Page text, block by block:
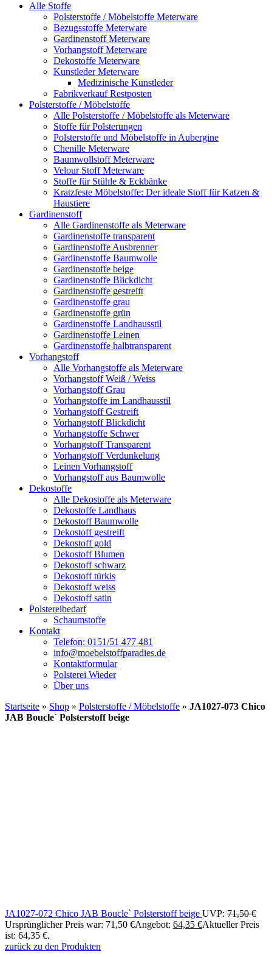
Alle Stoffe
Polsterstoffe / Möbelstoffe Meterware
Bezugsstoffe Meterware
Gardinenstoff Meterware
Vorhangstoff Meterware
Dekostoffe Meterware
Kunstleder Meterware
Medizinische Kunstleder
Fabrikverkauf Restposten
Polsterstoffe / Möbelstoffe
Alle Polsterstoffe / Möbelstoffe als Meterware
Stoffe für Polsterungen
Polsterstoffe und Möbelstoffe in Aubergine
Chenille Meterware
Baumwollstoff Meterware
Velour Stoff Meterware
Stoffe für Stühle & Eckbänke
Kratzfeste Möbelstoffe: Der ideale Stoff für Katzen &
Haustiere
Gardinenstoff
Alle Gardinenstoffe als Meterware
Gardinenstoffe transparent
Gardinenstoffe Ausbrenner
Gardinenstoffe Baumwolle
Gardinenstoffe beige
Gardinenstoffe Blickdicht
Gardinenstoffe gestreift
Gardinenstoffe grau
Gardinenstoffe grün
Gardinenstoffe Landhausstil
Gardinenstoffe Leinen
Gardinenstoffe halbtransparent
Vorhangstoff
Alle Vorhangstoffe als Meterware
Vorhangstoff Weiß / Weiss
Vorhangstoff Grau
Vorhangstoffe im Landhausstil
Vorhangstoff Gestreift
Vorhangstoff Blickdicht
Vorhangstoffe Schwer
Vorhangstoff Transparent
Vorhangstoff Verdunkelung
Leinen Vorhangstoff
Vorhangstoff aus Baumwolle
Dekostoffe
Alle Dekostoffe als Meterware
Dekostoffe Landhaus
Dekostoff Baumwolle
Dekostoff gestreift
Dekostoff gold
Dekostoff Blumen
Dekostoff schwarz
Dekostoff türkis
Dekostoff weiss
Dekostoff satin
Polstereibedarf
Schaumstoffe
Kontakt
Telefon: 0151/51 477 481
info@moebelstoffparadies.de
Kontaktformular
Polsterei Wieder
Über uns
Startseite » Shop » Polsterstoffe / Möbelstoffe » JA1027-073 Chico
JAB Boucle` Polsterstoff beige
JA1027-072 Chico JAB Boucle` Polsterstoff beige UVP: 71,50€
Ursprünglicher Preis war: 71,50 €Angebot: 64,35 €Aktueller Preis
ist: 64,35 €.
zurück zu den Produkten